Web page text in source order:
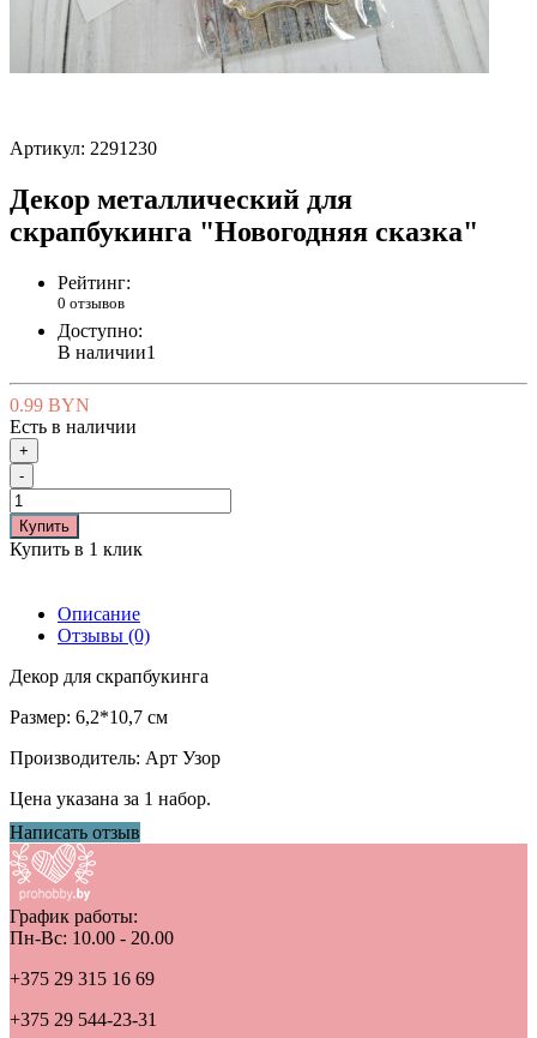
Артикул: 2291230
Декор металлический для
скрапбукинга "Новогодняя сказка"
Рейтинг:
0 отзывов
Доступно:
В наличии1
0.99 BYN
Есть в наличии
+
-
Купить
Купить в 1 клик
Описание
Отзывы (0)
Декор для скрапбукинга
Размер: 6,2*10,7 см
Производитель: Арт Узор
Цена указана за 1 набор.
Написать отзыв
График работы:
Пн-Вс: 10.00 - 20.00
+375 29 315 16 69
+375 29 544-23-31